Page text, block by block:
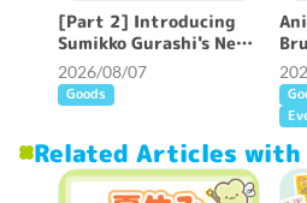
[Part 2] Introducing
Sumikko Gurashi's New
Patterned Curtains ♪
2026/08/07
Goods
be
Related Articles with